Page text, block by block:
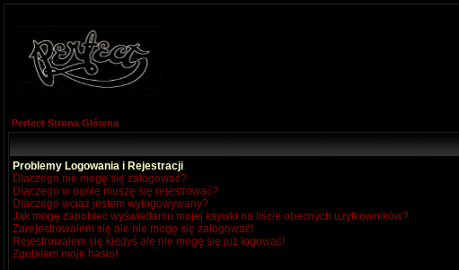
Perfect Strona Główna
Problemy Logowania i Rejestracji
Dlaczego nie mogę się zalogować?
Dlaczego w ogóle muszę się rejestrować?
Dlaczego wciąż jestem wylogowywany?
Jak mogę zapobiec wyświetlaniu mojej ksywki na liście obecnych użytkowników?
Zarejestrowałem się ale nie mogę się zalogować!
Rejestrowałem się kiedyś ale nie mogę się już logować!
Zgubiłem moje hasło!